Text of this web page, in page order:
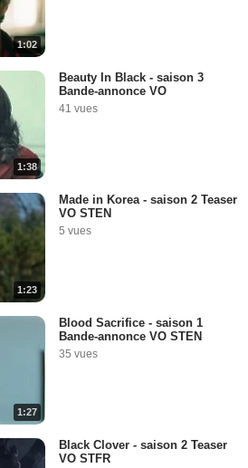
1:02
1:38
Beauty In Black - saison 3
Bande-annonce VO
41 vues
1:23
Made in Korea - saison 2 Teaser
VO STEN
5 vues
1:27
Blood Sacrifice - saison 1
Bande-annonce VO STEN
35 vues
Black Clover - saison 2 Teaser
VO STFR